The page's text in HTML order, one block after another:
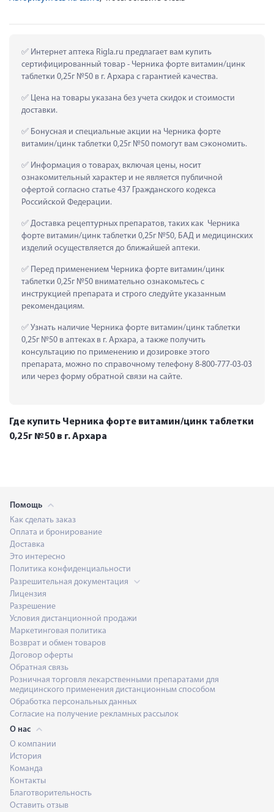
Интернет аптека Rigla.ru предлагает вам купить
сертифицированный товар - Черника форте витамин/цинк
таблетки 0,25г №50 в г. Архара с гарантией качества.
Цена на товары указана без учета скидок и стоимости
доставки.
Бонусная и специальные акции на Черника форте
витамин/цинк таблетки 0,25г №50 помогут вам сэкономить.
Информация о товарах, включая цены, носит
ознакомительный характер и не является публичной
офертой согласно статье 437 Гражданского кодекса
Российской Федерации.
Доставка рецептурных препаратов, таких как  Черника
форте витамин/цинк таблетки 0,25г №50, БАД и медицинских
изделий осуществляется до ближайшей аптеки.
Перед применением Черника форте витамин/цинк
таблетки 0,25г №50 внимательно ознакомьтесь с
инструкцией препарата и строго следуйте указанным
рекомендациям.
Узнать наличие Черника форте витамин/цинк таблетки
0,25г №50 в аптеках в г. Архара, а также получить
консультацию по применению и дозировке этого
препарата, можно по справочному телефону 8-800-777-03-03
или через форму обратной связи на сайте.
Где купить Черника форте витамин/цинк таблетки
0,25г №50 в г. Архара
Помощь
Как сделать заказ
Оплата и бронирование
Доставка
Это интересно
Политика конфиденциальности
Разрешительная документация
Лицензия
Разрешение
Условия дистанционной продажи
Маркетинговая политика
Возврат и обмен товаров
Договор оферты
Обратная связь
Розничная торговля лекарственными препаратами для
медицинского применения дистанционным способом
Обработка персональных данных
Согласие на получение рекламных рассылок
О нас
О компании
История
Команда
Контакты
Благотворительность
Оставить отзыв